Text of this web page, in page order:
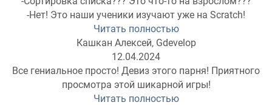
-Нет! Это наши ученики изучают уже на Scratch!
Читать полностью
Кашкан Алексей, Gdevelop
12.04.2024
Все гениальное просто! Девиз этого парня! Приятного
просмотра этой шикарной игры!
Читать полностью